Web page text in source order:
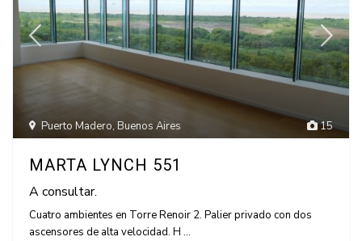
15
Puerto Madero,Buenos Aires
MARTA LYNCH 551
A consultar.
Cuatro ambientes en Torre Renoir 2. Palier privado con dos
ascensores de alta velocidad. H...